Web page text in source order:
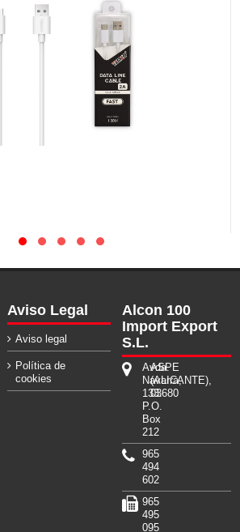
Aviso Legal
Aviso legal
Política de
cookies
Alcon 100
Import Export
S.L.
Avda.
Navarra,
133.
P.O.
Box
212
ASPE
(ALICANTE),
03680
965
494
602
965
495
095